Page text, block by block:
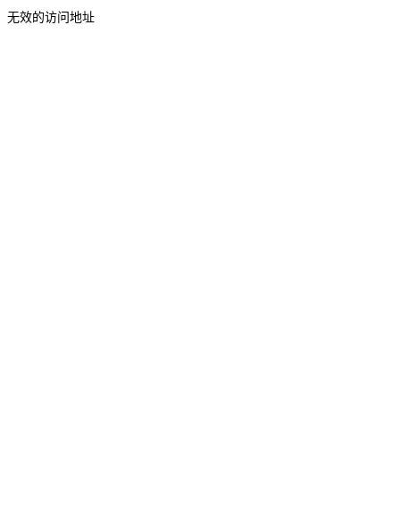
无效的访问地址